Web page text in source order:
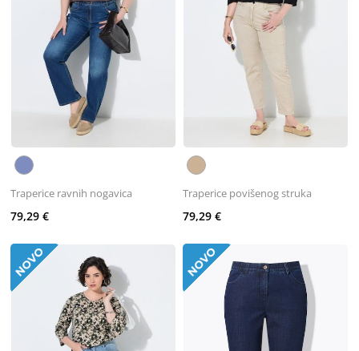
Traperice ravnih nogavica
79,29 €
Traperice povišenog struka
79,29 €